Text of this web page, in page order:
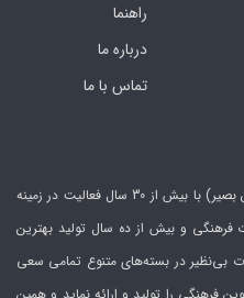
راهنما
درباره ما
تماس با ما
موسسه فرهنگی قرآنی بصیر (انتشارات نوین بصیر) با بیش از 30 سال فعالیت در زمینه
فرهنگی و بیش از ده سال تولید بهترین
بی‌نظیر در بسته‌های متنوع تمامی سعی